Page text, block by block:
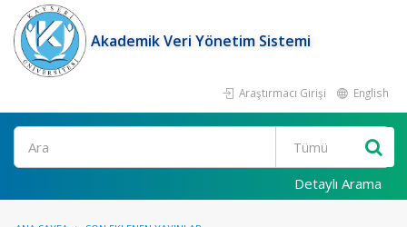
Akademik Veri Yönetim Sistemi
Araştırmacı Girişi English
Ara
Detaylı Arama